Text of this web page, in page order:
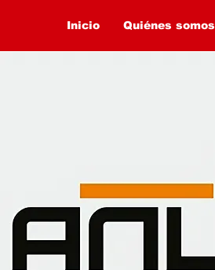
Inicio Quiénes somos